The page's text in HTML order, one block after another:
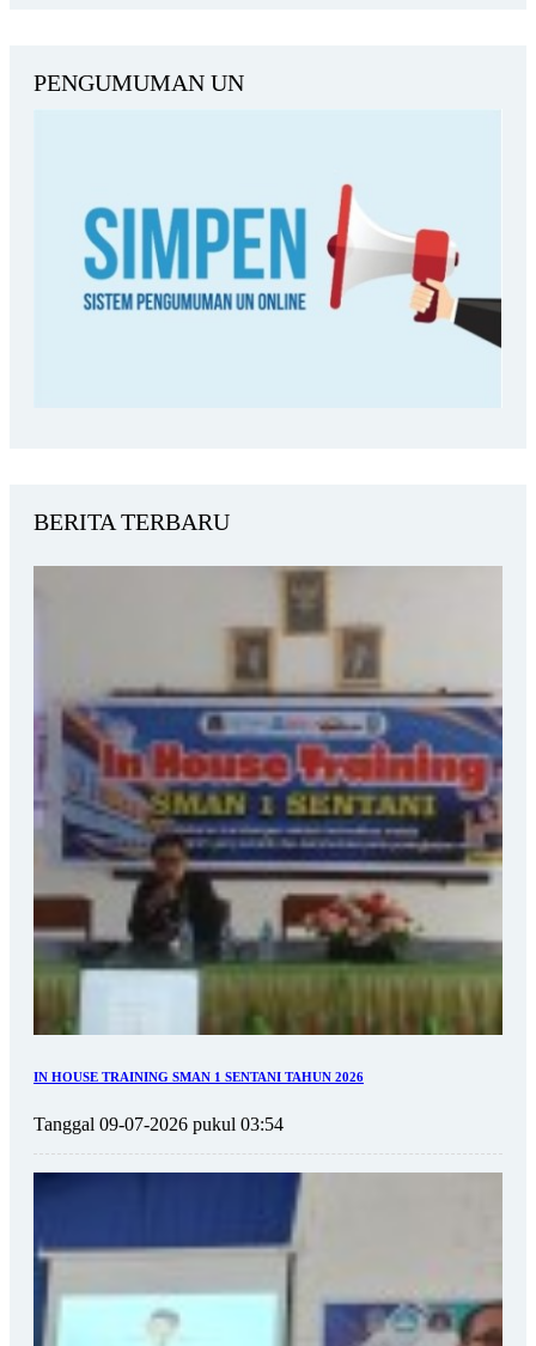
PENGUMUMAN UN
BERITA TERBARU
IN HOUSE TRAINING SMAN 1 SENTANI TAHUN 2026
Tanggal 09-07-2026 pukul 03:54